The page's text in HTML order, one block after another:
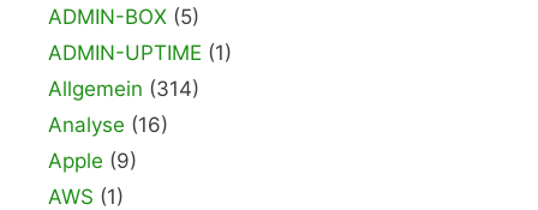
ADMIN-BOX (5)
ADMIN-UPTIME (1)
Allgemein (314)
Analyse (16)
Apple (9)
AWS (1)